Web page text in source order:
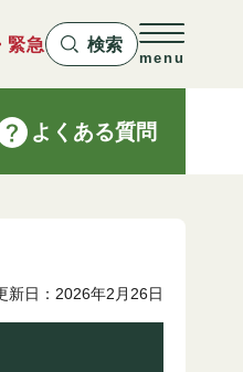
緊急 検索
menu
よくある質問
新日：2026年2月26日